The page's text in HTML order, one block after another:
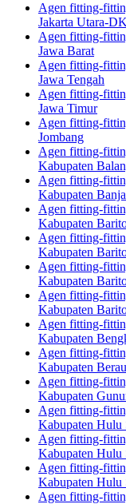
Agen fitting-
Jakarta Utara-
Agen fitting-
Jawa Barat
Agen fitting-
Jawa Tengah
Agen fitting-
Jawa Timur
Agen fitting-
Jombang
Agen fitting-
Kabupaten
Agen fitting-
Kabupaten
Agen fitting-
Kabupaten
Agen fitting-
Kabupaten
Agen fitting-
Kabupaten
Agen fitting-
Kabupaten
Agen fitting-
Kabupaten
Agen fitting-
Kabupaten Berau
Agen fitting-
Kabupaten
Agen fitting-
Kabupaten Hulu
Agen fitting-
Kabupaten Hulu
Agen fitting-
Kabupaten Hulu
Agen fitting-